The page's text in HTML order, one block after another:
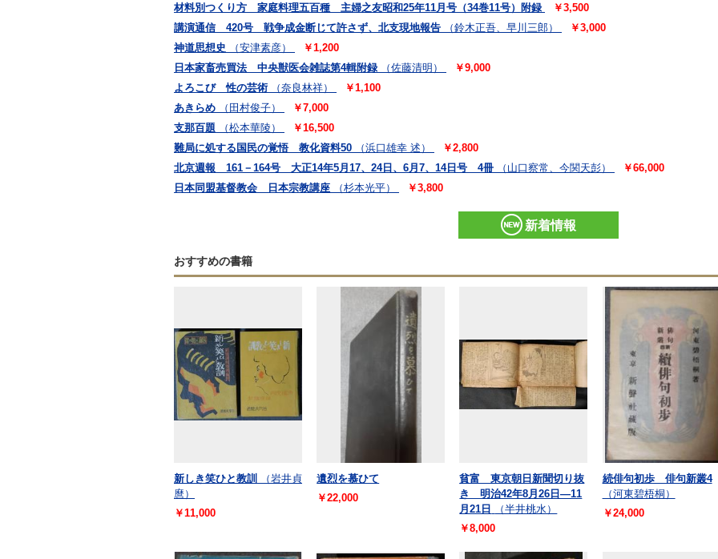
材料別つくり方 家庭料理五百種 主婦之友昭和25年11月号（34巻11号）附録
￥3,500
講演通信 420号 戦争成金断じて許さず、北支現地報告
（鈴木正吾、早川三郎）
￥3,000
神道思想史
（安津素彦）
￥1,200
日本家畜売買法 中央獣医会雑誌第4輯附録
（佐藤清明）
￥9,000
よろこび 性の芸術
（奈良林祥）
￥1,100
あきらめ
（田村俊子）
￥7,000
支那百題
（松本華陵）
￥16,500
難局に処する国民の覚悟 教化資料50
（浜口雄幸 述）
￥2,800
北京週報 161－164号 大正14年5月17、24日、6月7、14日号 4冊
（山口察常、今関天彭）
￥66,000
日本同盟基督教会 日本宗教講座
（杉本光平） ￥3,800
新着情報
おすすめの書籍
新しき笑ひと教訓
（岩井貞
麿）
￥11,000
遺烈を慕ひて
￥22,000
貧富 東京朝日新聞切り抜
き 明治42年8月26日―11
月21日
（半井桃水）
￥8,000
続俳句初歩 俳句新叢4
（河東碧梧桐）
￥24,000